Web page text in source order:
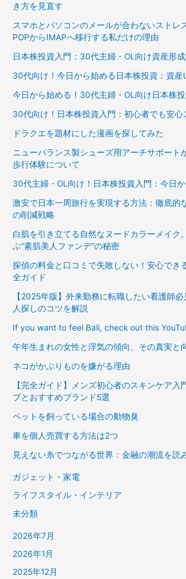
き方を見直す
スマホとパソコンのメールが合わないストレ
POPからIMAPへ移行する私だけの理由
日本株投資入門：30代主婦・OL向け資産形
30代向け！今日から始める日本株投資：資産
今日から始める！30代主婦・OL向け日本株
30代向け！日本株投資入門：初心者でも安心
ドラクエを題材にした漫画を探してみた
ニューバランス製シューズ用アーチサポート
歩行体験について
30代主婦・OL向け！日本株投資入門：今日
激安で日本一周旅行を実現する方法：徹底的
の削減戦略
白肌を引き立てる自然なヌードカラーメイク
ぶ“素肌美人ファンデ”の秘密
探偵の料金と口コミで失敗しない！安心でき
全ガイド
【2025年版】外来勤務に転職したい看護師
人探しのコツを解説
If you want to feel Bali, check out this
午年生まれの女性と浮気の傾向、その真実と
ネコがかぶりものを嫌がる理由
【完全ガイド】メンズ初心者のスキンケア入
プとおすすめブランド5選
ペットを飼っている場合の動物臭
車を個人売買する方法は2つ
見えない糸でつながる世界：金融の潮流を読
ガジェット・家電
ライフスタイル・インテリア
未分類
2026年7月
2026年1月
2025年12月